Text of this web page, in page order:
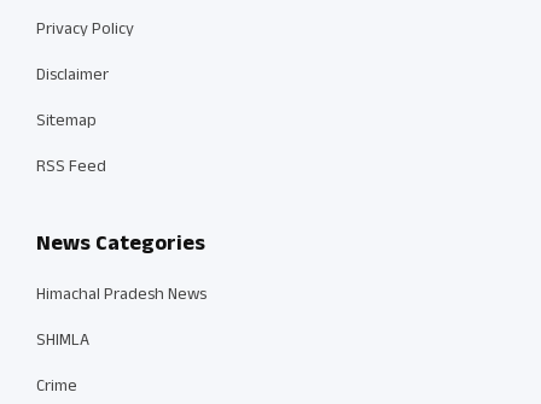
Privacy Policy
Disclaimer
Sitemap
RSS Feed
News Categories
Himachal Pradesh News
SHIMLA
Crime